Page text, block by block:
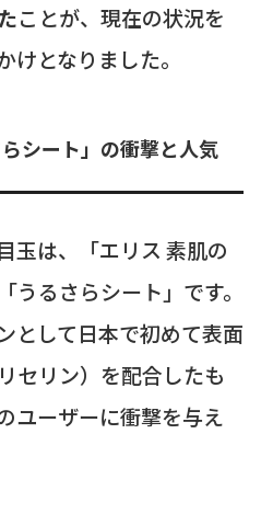
ことが、現在の状況を
けとなりました。
シート」の衝撃と人気
玉は、「エリス 素肌の
うるさらシート」です。
として日本で初めて表面
セリン）を配合したも
ユーザーに衝撃を与え